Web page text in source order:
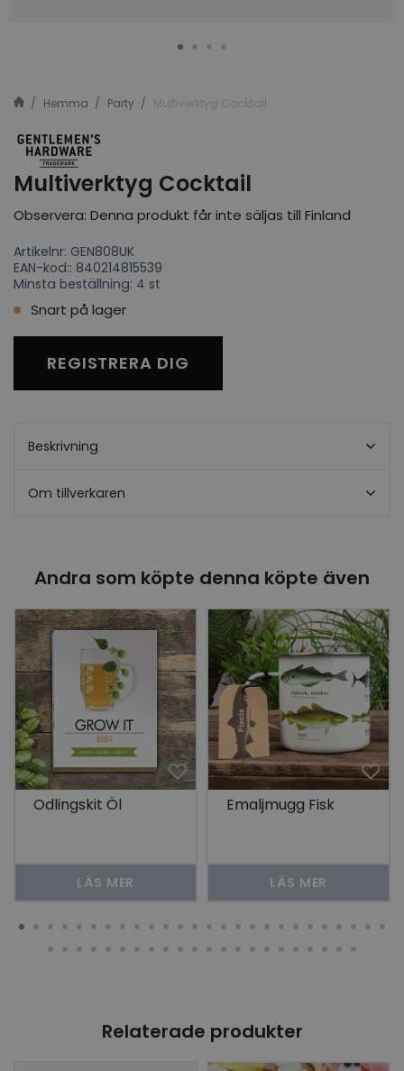
Hemma Party Multiverktyg Cocktail
Multiverktyg Cocktail
Observera: Denna produkt får inte säljas till Finland
Artikelnr: GEN808UK
EAN-kod:: 840214815539
Minsta beställning: 4 st
Snart på lager
REGISTRERA DIG
Beskrivning
Om tillverkaren
Andra som köpte denna köpte även
Odlingskit Öl
LÄS MER
Emaljmugg Fisk
LÄS MER
Relaterade produkter